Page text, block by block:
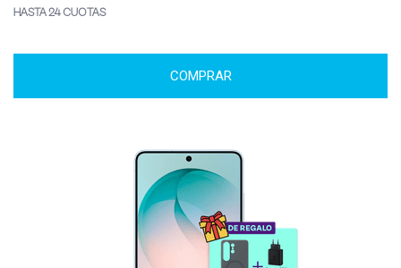
HASTA 24 CUOTAS
COMPRAR